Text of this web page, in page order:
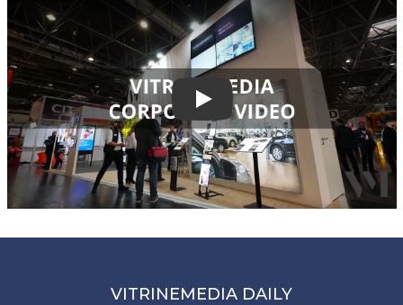
Play
VITRINEMEDIA DAILY